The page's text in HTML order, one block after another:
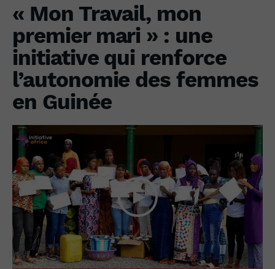
« Mon Travail, mon
premier mari » : une
initiative qui renforce
l’autonomie des femmes
en Guinée